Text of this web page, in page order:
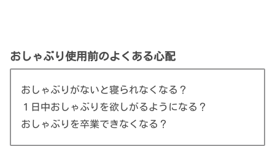
おしゃぶり使用前のよくある心配
おしゃぶりがないと寝られなくなる？
１日中おしゃぶりを欲しがるようになる？
おしゃぶりを卒業できなくなる？